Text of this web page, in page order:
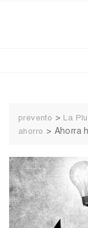
prevento > La
ahorro > Ahorra